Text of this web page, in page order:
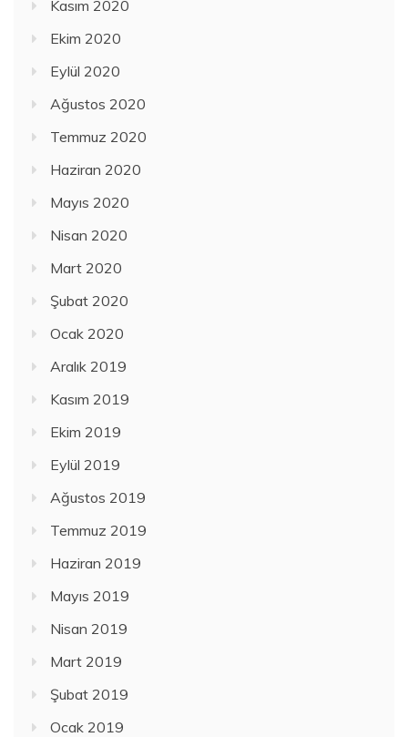
Kasım 2020
Ekim 2020
Eylül 2020
Ağustos 2020
Temmuz 2020
Haziran 2020
Mayıs 2020
Nisan 2020
Mart 2020
Şubat 2020
Ocak 2020
Aralık 2019
Kasım 2019
Ekim 2019
Eylül 2019
Ağustos 2019
Temmuz 2019
Haziran 2019
Mayıs 2019
Nisan 2019
Mart 2019
Şubat 2019
Ocak 2019